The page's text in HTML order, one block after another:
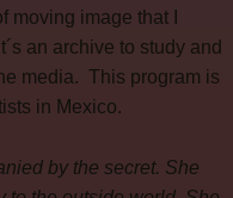
moving image that I
an archive to study and
media. This program is
in Mexico.
by the secret. She